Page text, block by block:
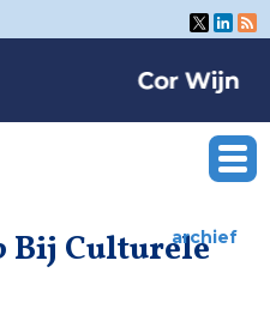
Bij Culturele
archief